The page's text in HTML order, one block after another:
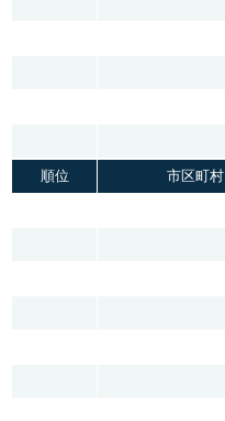
順位 市区町村